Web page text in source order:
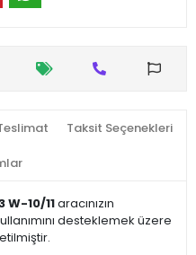
Taksit Seçenekleri
W-10/11aracınızın
desteklemek üzere